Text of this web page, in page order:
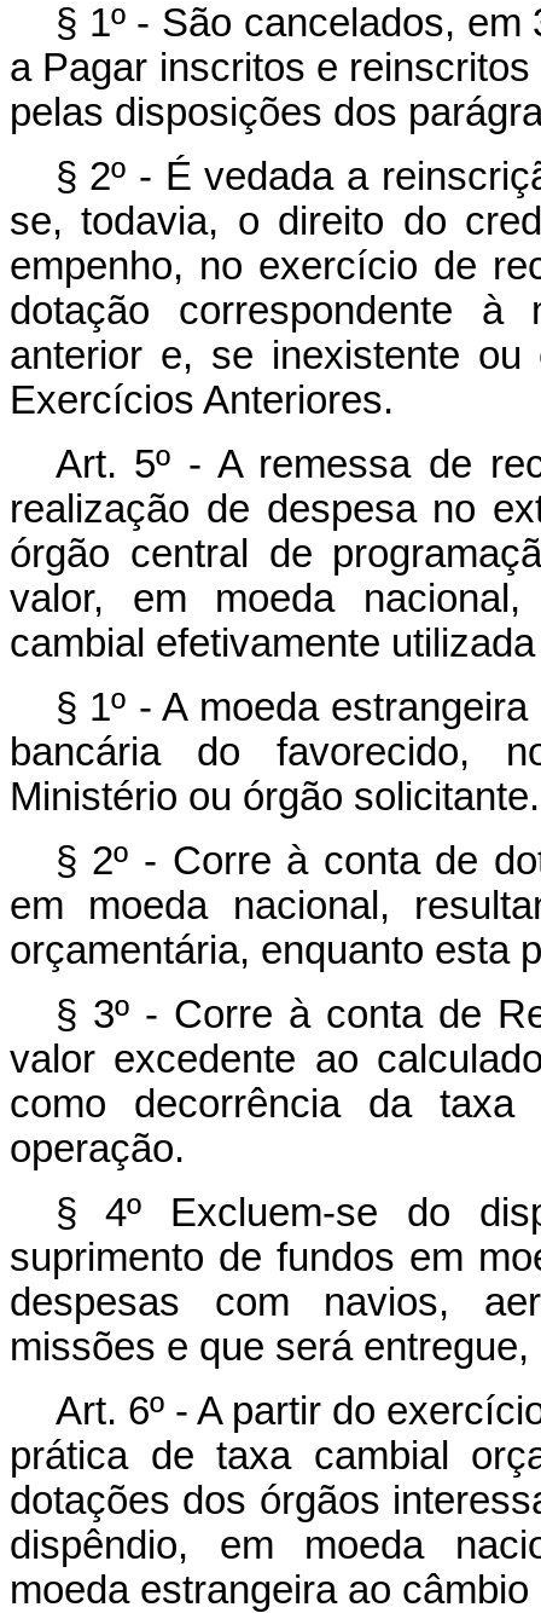
§ 1º - São cancelados,
a Pagar inscritos e
pelas disposições dos
§ 2º - É vedada a
se, todavia, o direito do
empenho, no exercício de
dotação correspondente à
anterior e, se inexistente
Exercícios Anteriores.
Art. 5º - A remessa de
realização de despesa no
órgão central de
valor, em moeda
cambial efetivamente
§ 1º - A moeda
bancária do favorecido,
Ministério ou órgão solicitante.
§ 2º - Corre à conta de
em moeda nacional,
orçamentária, enquanto esta
§ 3º - Corre à conta de
valor excedente ao
como decorrência da taxa
operação.
§ 4º Excluem-se do
suprimento de fundos em
despesas com navios,
missões e que será
Art. 6º - A partir do
prática de taxa cambial
dotações dos órgãos
dispêndio, em moeda
moeda estrangeira ao câmbio